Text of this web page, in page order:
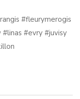
#fleurymerogis
#linas #evry #juvisy